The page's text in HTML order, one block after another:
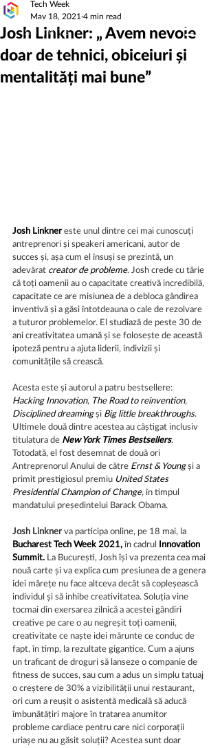
Josh Linkner: „ Avem nevoie
doar de tehnici, obiceiuri și
mentalități mai bune”
Tech Week
May 18, 2021 4 min read
Josh Linkner este unul dintre cei mai cunoscuți
antreprenori și speakeri americani, autor de
succes și, așa cum el însuși se prezintă, un
adevărat creator de probleme. Josh crede cu tărie
că toți oamenii au o capacitate creativă incredibilă,
capacitate ce are misiunea de a debloca gândirea
inventivă și a găsi întotdeauna o cale de rezolvare
a tuturor problemelor. El studiază de peste 30 de
ani creativitatea umană și se folosește de această
ipoteză pentru a ajuta liderii, indivizii și
comunitățile să crească.
Acesta este și autorul a patru bestsellere:
Hacking Innovation, The Road to reinvention,
Disciplined dreaming și Big little breakthroughs.
Ultimele două dintre acestea au câștigat inclusiv
titulatura de New York Times Bestsellers.
Totodată, el fost desemnat de două ori
Antreprenorul Anului de către Ernst & Young și a
primit prestigiosul premiu United States
Presidential Champion of Change, în timpul
mandatului președintelui Barack Obama.
Josh Linkner va participa online, pe 18 mai, la
Bucharest Tech Week 2021, în cadrul
Innovation
Summit. La București, Josh își va prezenta cea mai
nouă carte și va explica cum presiunea de a genera
idei mărețe nu face altceva decât să copleșească
individul și să inhibe creativitatea. Soluția vine
tocmai din exersarea zilnică a acestei gândiri
creative pe care o au negreșit toți oamenii,
creativitate ce naște idei mărunte ce conduc de
fapt, în timp, la rezultate gigantice. Cum a ajuns
un traficant de droguri să lanseze o companie de
fitness de succes, sau cum a adus un simplu tatuaj
o creștere de 30% a vizibilității unui restaurant,
ori cum a reușit o asistentă medicală să aducă
îmbunătățiri majore în tratarea anumitor
probleme cardiace pentru care nici corporații
uriașe nu au găsit soluții? Acestea sunt doar